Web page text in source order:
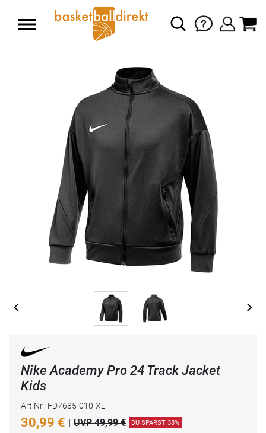
Nike Academy Pro 24 Track Jacket
Kids
Art.Nr.: FD7685-010-XL
30,99 € | UVP 49,99 € DU SPARST 38%